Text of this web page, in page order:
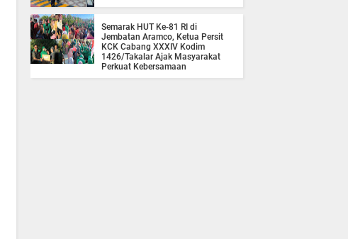
Semarak HUT Ke-81 RI di
Jembatan Aramco, Ketua Persit
KCK Cabang XXXIV Kodim
1426/Takalar Ajak Masyarakat
Perkuat Kebersamaan